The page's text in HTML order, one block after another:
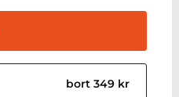
bort 349 kr